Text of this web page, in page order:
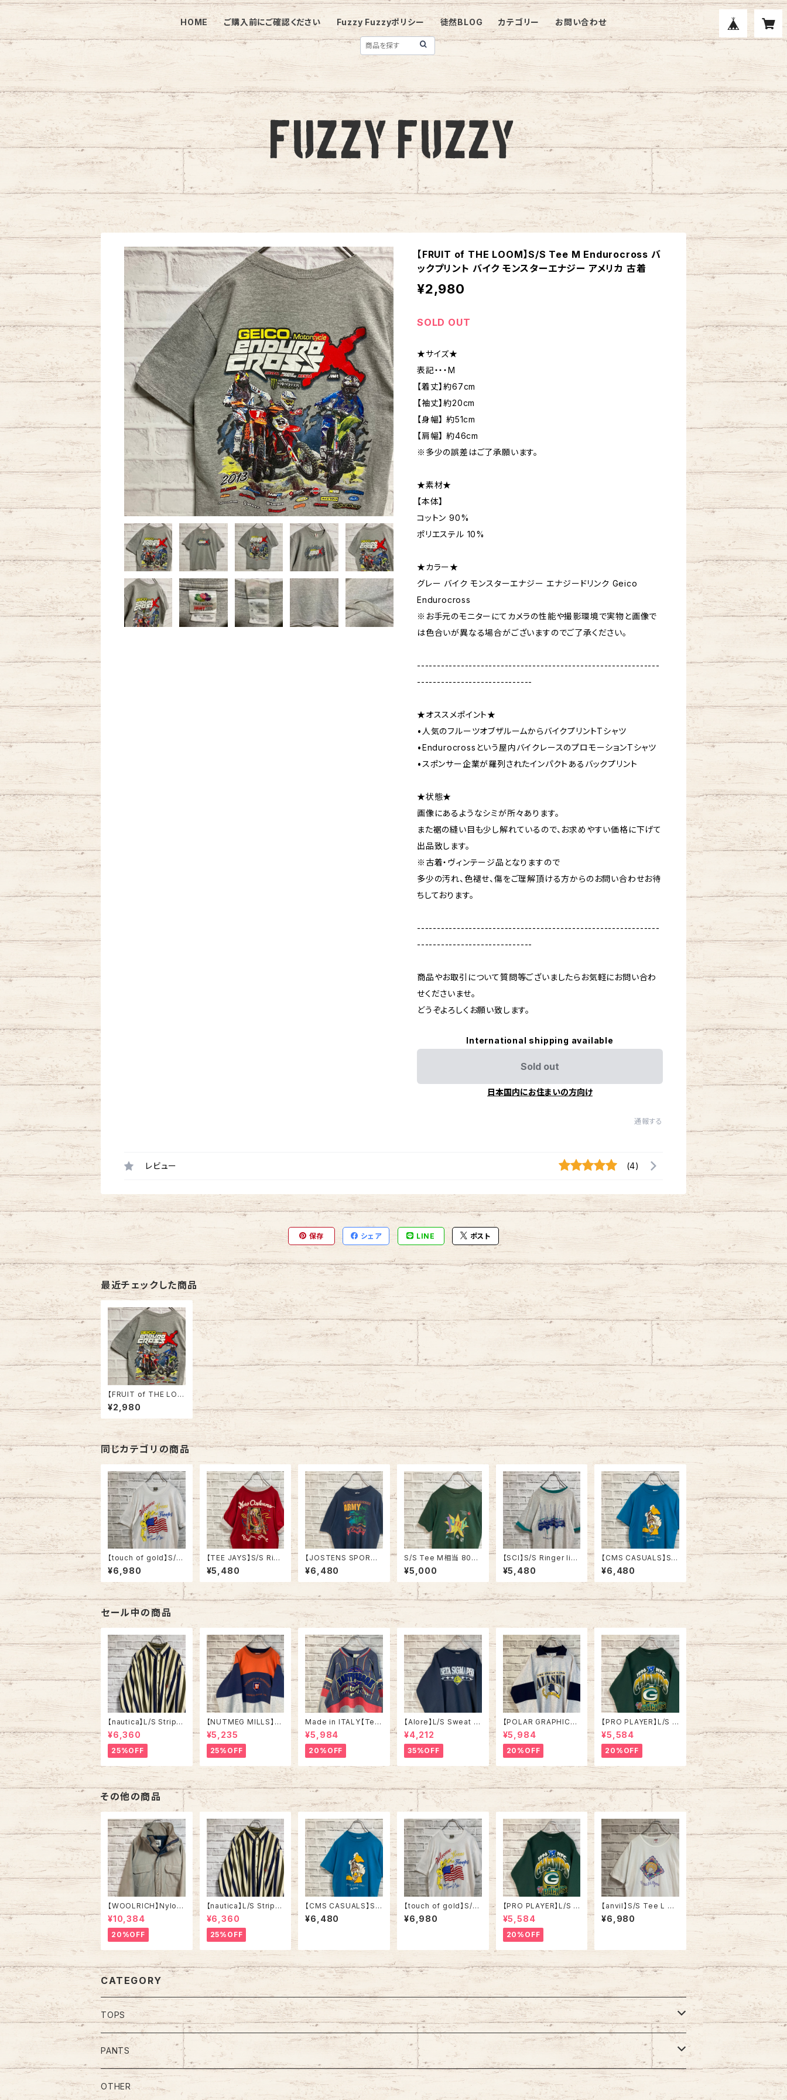
HOME ご購入前にご確認ください Fuzzy Fuzzyポリシー 徒然BLOG カテゴリー お問い合わせ
【FRUIT of THE LOOM】S/S Tee M Endurocross バ
ックプリント バイク モンスターエナジー アメリカ 古着
¥2,980
SOLD OUT
★サイズ★
表記・・・M
【着丈】約67cm
【袖丈】約20cm
【身幅】 約51cm
【肩幅】 約46cm
※多少の誤差はご了承願います。
★素材★
【本体】
コットン 90%
ポリエステル 10%
★カラー★
グレー バイク モンスターエナジー エナジードリンク Geico
Endurocross
※お手元のモニターにてカメラの性能や撮影環境で実物と画像で
は色合いが異なる場合がございますのでご了承ください。
-------------------------------------------------------------
-----------------------------
★オススメポイント★
•人気のフルーツオブザルームからバイクプリントTシャツ
•Endurocrossという屋内バイクレースのプロモーションTシャツ
•スポンサー企業が羅列されたインパクトあるバックプリント
★状態★
画像にあるようなシミが所々あります。
また裾の縫い目も少し解れているので、お求めやすい価格に下げて
出品致します。
※古着・ヴィンテージ品となりますので
多少の汚れ、色褪せ、傷をご理解頂ける方からのお問い合わせお待
ちしております。
-------------------------------------------------------------
-----------------------------
商品やお取引について質問等ございましたらお気軽にお問い合わ
せくださいませ。
どうぞよろしくお願い致します。
International shipping available
Sold out
日本国内にお住まいの方向け
通報する
レビュー (4)
保存 シェア LINE ポスト
最近チェックした商品
【FRUIT of THE LOO
M】S/S Tee M Endur
ocross バックプリント
バイク モンスターエナ
ジー アメリカ 古着
¥2,980
同じカテゴリの商品
【touch of gold】S/S
Tee XL 90s Made in
USA vintage “Welco
me home ” messag
e Tee 米軍兵士帰還歓
迎 Tシャツ USA製 湾
岸戦争 メッセージ 星条
旗 シングルステッチ ア
メリカ USA 古着
¥6,980
【TEE JAYS】S/S Ring
er like Tee XL 90s
Made in USA “Bourb
on Street”vintage リ
ンガーライク レイヤー
ド Tシャツ ニューオー
リンズ バーボンストリー
ル ヴィンテージ シング
ルステッチ アメリカ US
A レトロ 古着
¥5,480
【JOSTENS SPORTS
WEAR】S/S Tee L 90
s Made in USA “Ft.C
ampbell” vintage A
RMY Tee USA製 米
陸軍 アーミー 陸軍基地
キャンベル 戦車 ヴィン
テージ シングルステッ
チ アメリカ USA 古着
¥6,480
S/S Tee M相当 80s-
90s vintage バックプ
リント 両面プリント Tシ
ャツ シングルステッチ
チャリティ イベント アメ
リカ USA レトロ 古着
¥5,000
【SCI】S/S Ringer lik
e Tee XL 90s Made
in USA vintage リン
ガーライク レイヤード
Tシャツ アート リゾート
地 ヨット スーベニア シ
ングルステッチ アメリカ
USA レトロ 古着
¥5,480
【CMS CASUALS】S/
S Tee L 80s-90s M
ade in USA “DUCK L
IGHT” vintage USA
製 ダックライト アニマ
ル ビール アルコール ヴ
ィンテージ シングルス
テッチ アメリカ USA レ
トロ 古着
¥6,480
セール中の商品
【nautica】L/S Stripe
Corduroy Shirt L 90
s ノーティカ ストライプ
コーデュロイ シャツ ボ
タンダウン 長袖 ワンポ
イントロゴ 刺繍ロゴ 旧
タグ USA アメリカ 古着
¥6,360
25%OFF
【NUTMEG MILLS】S
weat XL Made in US
A 90s “UNIVERSITY
OF TENNESSEE” vin
tage ナツメグミルズ カ
レッジモノ カレッジロゴ
テネシー大学 スウェット
トレーナー ヴィンテー
¥5,235
25%OFF
Made in ITALY【Teq
uila Boom】L/S Swe
at/Trainer XL 90s ハ
ーフジップスウェット ト
レーナー マルチカラー
レーシング イタリア製
Euro ユーロ 古着
¥5,984
20%OFF
【Alore】L/S Sweat L
Made in USA 90s 社
交クラブ プロモーショ
ン スウェット トレーナー
USA製 vintage ヴィン
テージ アメリカ USA
古着
¥4,212
35%OFF
【POLAR GRAPHICS】
L/S HalfZip Sweat X
L Made in USA 90s
“ALASKA” スーベニア
ハーフジップスウェット
トレーナー アラスカ お
土産モノ vintage ヴィ
ンテージ アメリカ USA
¥5,984
20%OFF
【PRO PLAYER】L/S S
weat L相当 90s Mad
e in USA “PACKERS”
NFL チームモノ スウェ
ット トレーナー USA製
チームロゴ 1996 CHA
MPS 優勝記念 深緑 ア
メリカ USA 古着
¥5,584
20%OFF
その他の商品
【WOOLRICH】Nylon
Hanting jacket L相当
Made in USA 70s vi
ntage ウールリッチ ナ
イロン ハンティングジ
ャケット 米国製 ヴィン
レトロ 古着
¥10,384
20%OFF
【nautica】L/S Stripe
Corduroy Shirt L 90
s ノーティカ ストライプ
コーデュロイ シャツ ボ
タンダウン 長袖 ワンポ
イントロゴ 刺繍ロゴ 旧
タグ USA アメリカ 古着
¥6,360
25%OFF
【CMS CASUALS】S/
S Tee L 80s-90s M
ade in USA “DUCK L
ル ビール アルコール ヴ
テッチ アメリカ USA レ
トロ 古着
¥6,480
【touch of gold】S/S
Tee XL 90s Made in
USA vintage “Welco
迎 Tシャツ USA製 湾
旗 シングルステッチ ア
メリカ USA 古着
¥6,980
【PRO PLAYER】L/S S
weat L相当 90s Mad
e in USA “PACKERS”
NFL チームモノ スウェ
ット トレーナー USA製
チームロゴ 1996 CHA
MPS 優勝記念 深緑 ア
メリカ USA 古着
¥5,584
20%OFF
【anvil】S/S Tee L 90
s Made in USA vinta
ge Souvenir Tee “Vi
アートTシャツ 貝 シェ
ングルステッチ アメリカ
USA 古着
¥6,980
CATEGORY
TOPS
Tee
S/L Tee
Polo Shirt
PANTS
Jeans/Denim
OTHER